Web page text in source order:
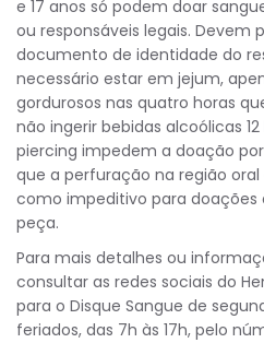
e 17 anos só podem doar
ou responsáveis legais. Devem
documento de identidade do
necessário estar em jejum,
gordurosos nas quatro horas
não ingerir bebidas alcoólicas
piercing impedem a doação
que a perfuração na região
como impeditivo para doações
peça.
Para mais detalhes ou
consultar as redes sociais do
para o Disque Sangue de
feriados, das 7h às 17h, pelo